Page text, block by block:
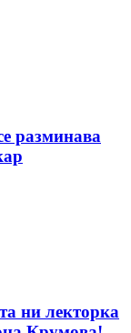
разминава
ни лекторка